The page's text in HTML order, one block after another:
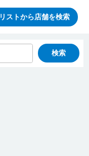
リストから店舗を検索
検索